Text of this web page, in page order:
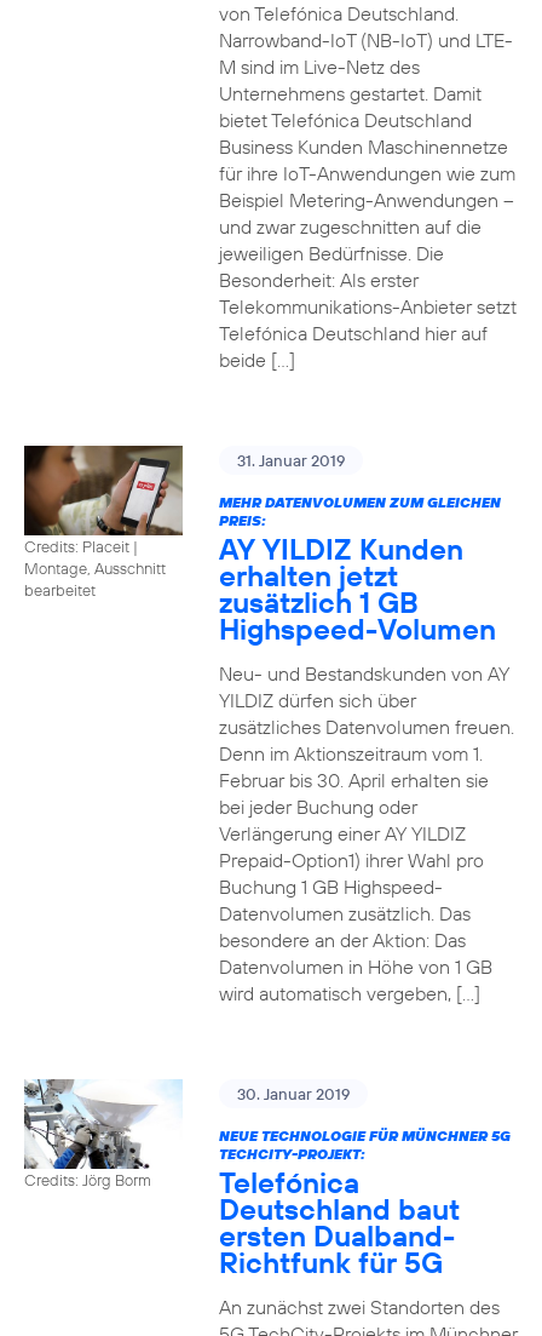
von Telefónica Deutschland.
Narrowband-IoT (NB-IoT) und LTE-
M sind im Live-Netz des
Unternehmens gestartet. Damit
bietet Telefónica Deutschland
Business Kunden Maschinennetze
für ihre IoT-Anwendungen wie zum
Beispiel Metering-Anwendungen –
und zwar zugeschnitten auf die
jeweiligen Bedürfnisse. Die
Besonderheit: Als erster
Telekommunikations-Anbieter setzt
Telefónica Deutschland hier auf
beide […]
Credits: Placeit |
Montage, Ausschnitt
bearbeitet
31. Januar 2019
MEHR DATENVOLUMEN ZUM GLEICHEN
PREIS:
AY YILDIZ Kunden
erhalten jetzt
zusätzlich 1 GB
Highspeed-Volumen
Neu- und Bestandskunden von AY
YILDIZ dürfen sich über
zusätzliches Datenvolumen freuen.
Denn im Aktionszeitraum vom 1.
Februar bis 30. April erhalten sie
bei jeder Buchung oder
Verlängerung einer AY YILDIZ
Prepaid-Option1) ihrer Wahl pro
Buchung 1 GB Highspeed-
Datenvolumen zusätzlich. Das
besondere an der Aktion: Das
Datenvolumen in Höhe von 1 GB
wird automatisch vergeben, […]
Credits: Jörg Borm
30. Januar 2019
NEUE TECHNOLOGIE FÜR MÜNCHNER 5G
TECHCITY-PROJEKT:
Telefónica
Deutschland baut
ersten Dualband-
Richtfunk für 5G
An zunächst zwei Standorten des